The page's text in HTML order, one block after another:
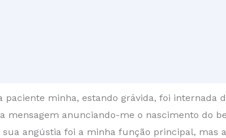
paciente minha, estando grávida, foi internada
mensagem anunciando-me o nascimento do
sua angústia foi a minha função principal, mas